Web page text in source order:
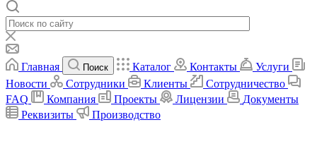
Главная Поиск Каталог Контакты
Услуги
Новости
Сотрудники Клиенты
Сотрудничество
FAQ
Компания Проекты Лицензии
Документы
Реквизиты
Производство